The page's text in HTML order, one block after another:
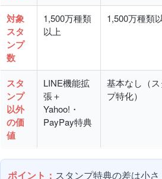
対象
スタ
ンプ
数
1,500万種類
以上
1,500万種類
スタ
ンプ
以外
の価
値
LINE機能拡
張＋
Yahoo!・
PayPay特典
基本なし（
プ特化）
ポイント： スタンプ特典の差は小